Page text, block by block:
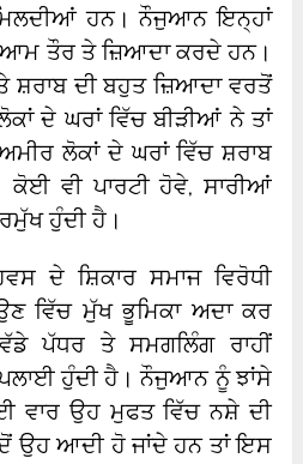
ਹਨ। ਨੌਜੁਆਨ ਇਨ੍ਹਾਂ
ਆਮ ਤੌਰ ਤੇ ਜ਼ਿਆਦਾ ਕਰਦੇ ਹਨ।
ਸ਼ਰਾਬ ਦੀ ਬਹੁਤ ਜ਼ਿਆਦਾ ਵਰਤੋਂ
ਦੇ ਘਰਾਂ ਵਿੱਚ ਬੀੜੀਆਂ ਨੇ ਤਾਂ
ਲੋਕਾਂ ਦੇ ਘਰਾਂ ਵਿੱਚ ਸ਼ਰਾਬ
ਕੋਈ ਵੀ ਪਾਰਟੀ ਹੋਵੇ, ਸਾਰੀਆਂ
ਹੁੰਦੀ ਹੈ।
ਦੇ ਸ਼ਿਕਾਰ ਸਮਾਜ ਵਿਰੋਧੀ
ਵਿੱਚ ਮੁੱਖ ਭੂਮਿਕਾ ਅਦਾ ਕਰ
ਪੱਧਰ ਤੇ ਸਮਗਲਿੰਗ ਰਾਹੀਂ
ਹੁੰਦੀ ਹੈ। ਨੌਜੁਆਨ ਨੂੰ ਝਾਂਸੇ
ਉਹ ਮੁਫਤ ਵਿੱਚ ਨਸ਼ੇ ਦੀ
ਉਹ ਆਦੀ ਹੋ ਜਾਂਦੇ ਹਨ ਤਾਂ ਇਸ